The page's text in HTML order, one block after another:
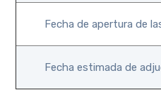
Fecha de apertura de
Fecha estimada de